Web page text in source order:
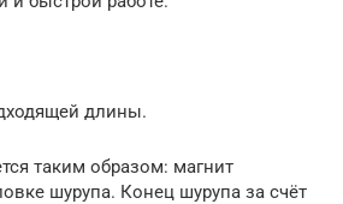
длины.
таким образом: магнит
шурупа. Конец шурупа за счёт